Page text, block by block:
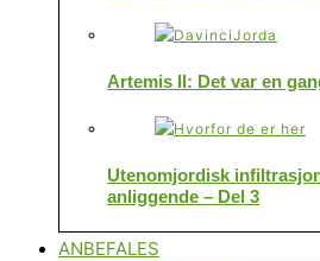
Artemis II: Det var en
Utenomjordisk
anliggende – Del 3
ANBEFALES